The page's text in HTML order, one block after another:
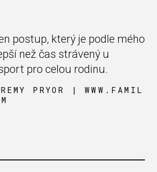
postup, který je podle mého
než čas strávený u
pro celou rodinu.
PRYOR | WWW.FAMIL